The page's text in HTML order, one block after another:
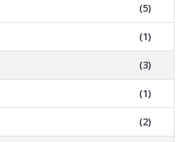
(5)
(1)
(3)
(1)
(2)